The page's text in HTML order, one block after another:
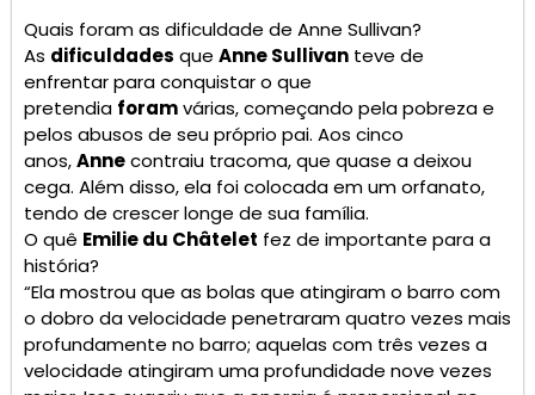
Quais foram as dificuldade de Anne Sullivan?
As dificuldades que Anne Sullivan teve de
enfrentar para conquistar o que
pretendia foramvárias, começando pela pobreza e
pelos abusos de seu próprio pai. Aos cinco
anos,Annecontraiu tracoma, que quase a deixou
cega. Além disso, ela foi colocada em um orfanato,
tendo de crescer longe de sua família.
O quê Emilie du Châtelet fez de importante para a
história?
“Ela mostrou que as bolas que atingiram o barro com
o dobro da velocidade penetraram quatro vezes mais
profundamente no barro; aquelas com três vezes a
velocidade atingiram uma profundidade nove vezes